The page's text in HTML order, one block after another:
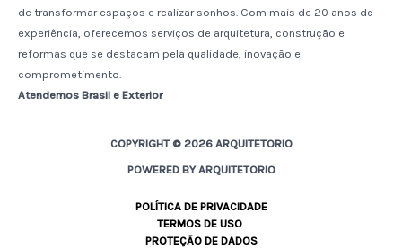
de transformar espaços e realizar sonhos. Com mais de 20 anos de
experiência, oferecemos serviços de arquitetura, construção e
reformas que se destacam pela qualidade, inovação e
comprometimento.
Atendemos Brasil e Exterior
COPYRIGHT © 2026 ARQUITETORIO
POWERED BY ARQUITETORIO
POLÍTICA DE PRIVACIDADE
TERMOS DE USO
PROTEÇÃO DE DADOS